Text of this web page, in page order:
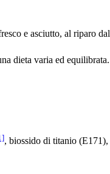
e asciutto, al riparo
dieta varia ed
, biossido di titanio